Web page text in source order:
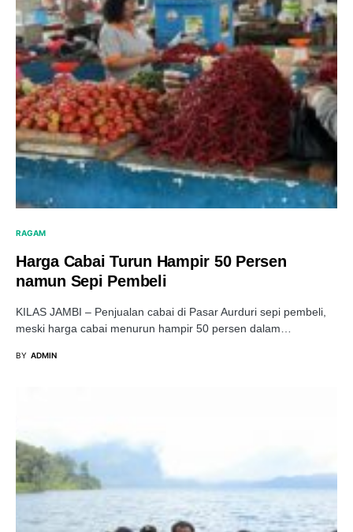
RAGAM
Harga Cabai Turun Hampir 50 Persen
namun Sepi Pembeli
KILAS JAMBI – Penjualan cabai di Pasar Aurduri sepi pembeli,
meski harga cabai menurun hampir 50 persen dalam…
BY ADMIN